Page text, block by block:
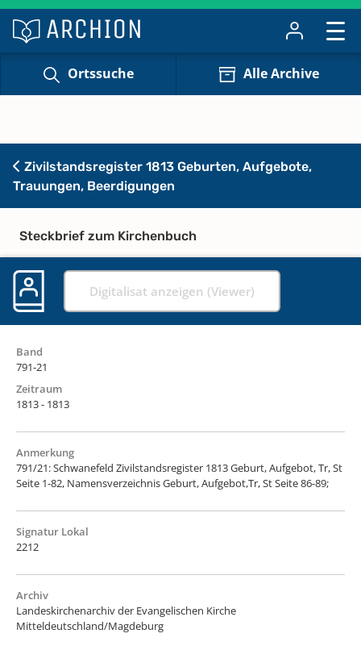
Ortssuche Alle Archive
Zivilstandsregister 1813 Geburten, Aufgebote,
Trauungen, Beerdigungen
Steckbrief zum Kirchenbuch
Digitalisat anzeigen (Viewer)
Band
791-21
Zeitraum
1813 - 1813
Anmerkung
791/21: Schwanefeld Zivilstandsregister 1813 Geburt, Aufgebot, Tr, St
Seite 1-82, Namensverzeichnis Geburt, Aufgebot,Tr, St Seite 86-89;
Signatur Lokal
2212
Archiv
Landeskirchenarchiv der Evangelischen Kirche
Mitteldeutschland/Magdeburg